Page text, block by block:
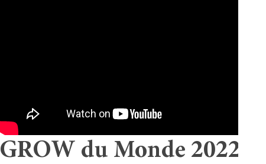
GROW du Monde 2022